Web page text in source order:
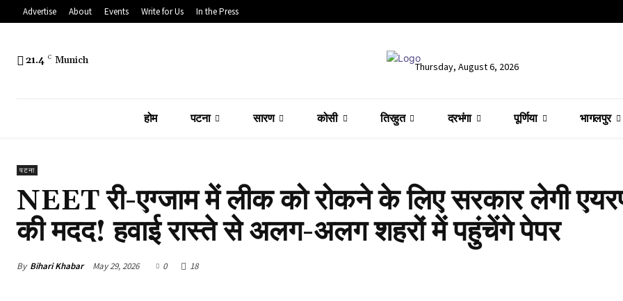
Advertise About Events Write for Us In the Press
21.4 C Munich Thursday, August 6, 2026
होम पटना सारण कोसी तिरहुत दरभंगा पूर्णिया भागलपुर
पटना
NEET री-एग्जाम में लीक को रोकने के लिए सरकार लेगी
की मदद! हवाई रास्ते से अलग-अलग शहरों में पहुंचेंगे पेपर
By Bihari Khabar May 29, 2026 0 18